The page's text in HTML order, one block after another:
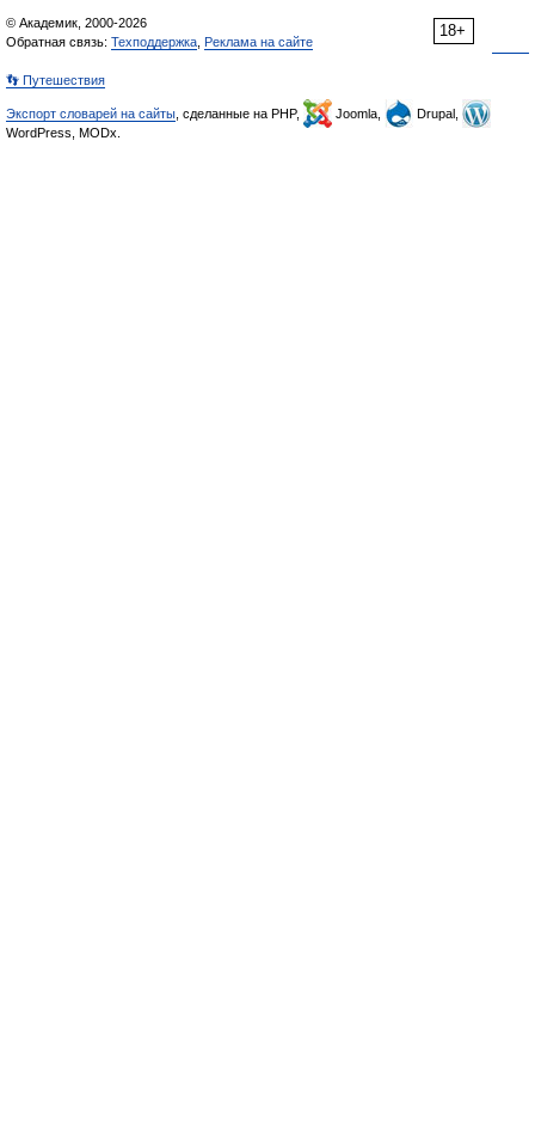
18+
© Академик, 2000-2026
Обратная связь: Техподдержка Реклама на сайте
👣 Путешествия
Экспорт словарей на сайты , сделанные на PHP, Joomla,
Drupal,
WordPress, MODx.